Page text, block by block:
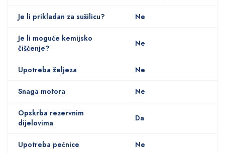
Je li prikladan za sušilicu? Ne
Je li moguće kemijsko
čišćenje?
Ne
Upotreba željeza Ne
Snaga motora Ne
Opskrba rezervnim
dijelovima
Da
Upotreba pećnice Ne